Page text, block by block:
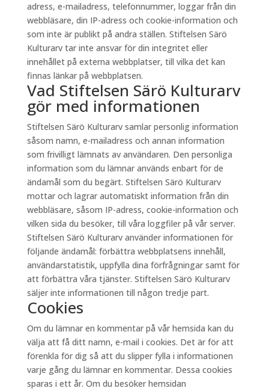
adress, e-mailadress, telefonnummer, loggar från din
webbläsare, din IP-adress och cookie-information och
som inte är publikt på andra ställen. Stiftelsen Särö
Kulturarv tar inte ansvar för din integritet eller
innehållet på externa webbplatser, till vilka det kan
finnas länkar på webbplatsen.
Vad Stiftelsen Särö Kulturarv
gör med informationen
Stiftelsen Särö Kulturarv samlar personlig information
såsom namn, e-mailadress och annan information
som frivilligt lämnats av användaren. Den personliga
information som du lämnar används enbart för de
ändamål som du begärt. Stiftelsen Särö Kulturarv
mottar och lagrar automatiskt information från din
webbläsare, såsom IP-adress, cookie-information och
vilken sida du besöker, till våra loggfiler på vår server.
Stiftelsen Särö Kulturarv använder informationen för
följande ändamål: förbättra webbplatsens innehåll,
användarstatistik, uppfylla dina förfrågningar samt för
att förbättra våra tjänster. Stiftelsen Särö Kulturarv
säljer inte informationen till någon tredje part.
Cookies
Om du lämnar en kommentar på vår hemsida kan du
välja att få ditt namn, e-mail i cookies. Det är för att
förenkla för dig så att du slipper fylla i informationen
varje gång du lämnar en kommentar. Dessa cookies
sparas i ett år. Om du besöker hemsidan